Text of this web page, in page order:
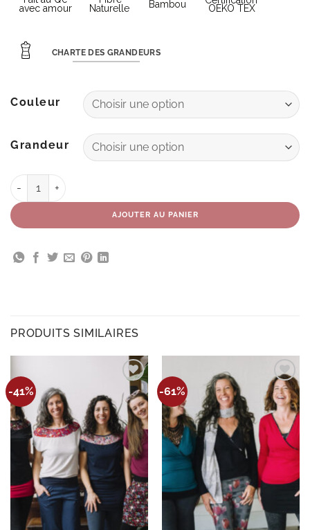
CHARTE DES GRANDEURS
Couleur
Grandeur
AJOUTER AU PANIER
PRODUITS SIMILAIRES
-41%
Ajouter
à la
wishlist
-61%
Ajouter
à la
wishlist